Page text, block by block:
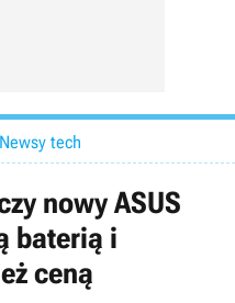
Newsy tech
nowy ASUS
baterią i
ceną